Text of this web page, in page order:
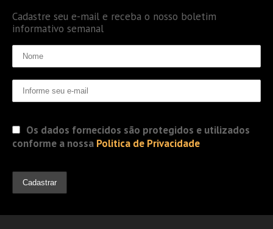
Cadastre seu e-mail e receba o nosso boletim
informativo semanal
Os dados fornecidos são protegidos e utilizados
conforme a nossa Politica de Privacidade